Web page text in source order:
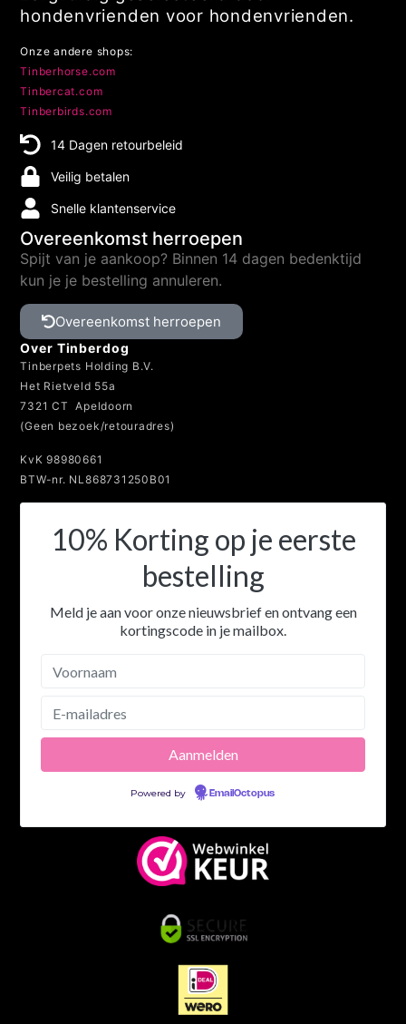
hondenvrienden voor hondenvrienden.
Onze andere shops:
Tinberhorse.com
Tinbercat.com
Tinberbirds.com
14 Dagen retourbeleid
Veilig betalen
Snelle klantenservice
Overeenkomst herroepen
Spijt van je aankoop? Binnen 14 dagen bedenktijd
kun je je bestelling annuleren.
Overeenkomst herroepen
Over Tinberdog
Tinberpets Holding B.V.
Het Rietveld 55a
7321 CT Apeldoorn
(Geen bezoek/retouradres)
KvK 98980661
BTW-nr. NL868731250B01
10% Korting op je eerste
bestelling
Meld je aan voor onze nieuwsbrief en ontvang een
kortingscode in je mailbox.
Powered by EmailOctopus